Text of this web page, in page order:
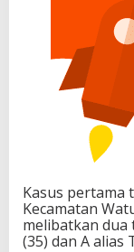
Kasus pertama
Kecamatan
melibatkan dua
(35) dan A alias